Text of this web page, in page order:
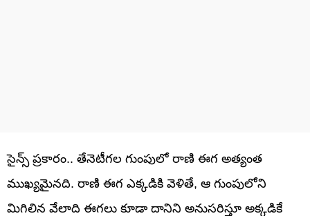
సైన్స్ ప్రకారం.. తేనెటీగల గుంపులో రాణి ఈగ అత్యంత
ముఖ్యమైనది. రాణి ఈగ ఎక్కడికి వెళితే, ఆ గుంపులోని
మిగిలిన వేలాది ఈగలు కూడా దానిని అనుసరిస్తూ అక్కడికే